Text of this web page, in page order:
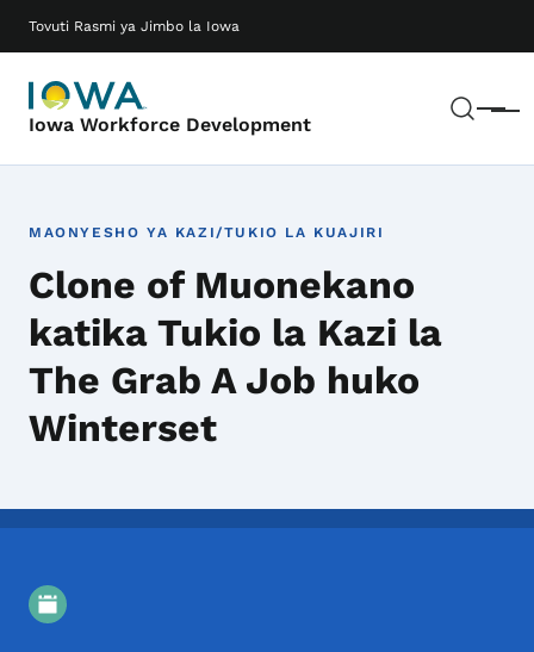
Tovuti Rasmi ya Jimbo la Iowa
Iowa Workforce Development
Main navigation
MAONYESHO YA KAZI/TUKIO LA KUAJIRI
Clone of Muonekano
katika Tukio la Kazi la
The Grab A Job huko
Winterset
Maelezo ya Tukio